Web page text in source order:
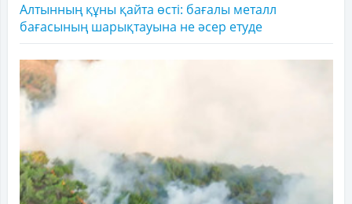
Алтынның құны қайта өсті: бағалы металл
бағасының шарықтауына не әсер етуде